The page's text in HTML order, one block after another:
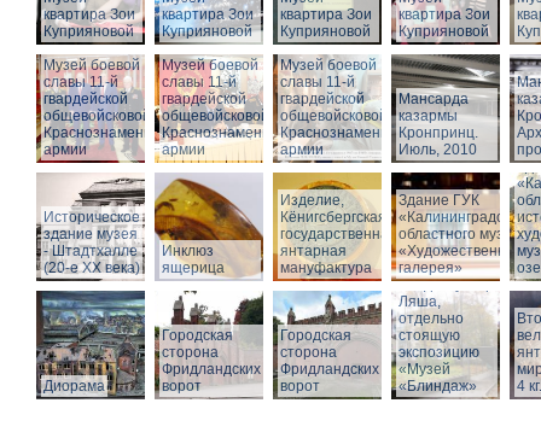
квартира Зои
Куприяновой
квартира Зои
Куприяновой
квартира Зои
Куприяновой
квартира Зои
Куприяновой
Музей боевой
славы 11-й
гвардейской
общевойсковой
Краснознаменной
армии
Музей боевой
славы 11-й
гвардейской
общевойсковой
Краснознаменной
армии
Музей боевой
славы 11-й
гвардейской
общевойсковой
Краснознаменной
армии
Мансарда
казармы
Кронпринц.
Июль, 2010
Историческое
здание музея
- Штадтхалле
(20-е XX века)
Инклюз
ящерица
Изделие,
Кёнигсбергская
государственная
янтарная
мануфактура
Здание ГУК
«Калининградского
областного музея
«Художественная
галерея»
Диорама
Городская
сторона
Фридландских
ворот
Городская
сторона
Фридландских
ворот
Вход в бункер
Ляша,
отдельно
стоящую
экспозицию
«Музей
«Блиндаж»
4